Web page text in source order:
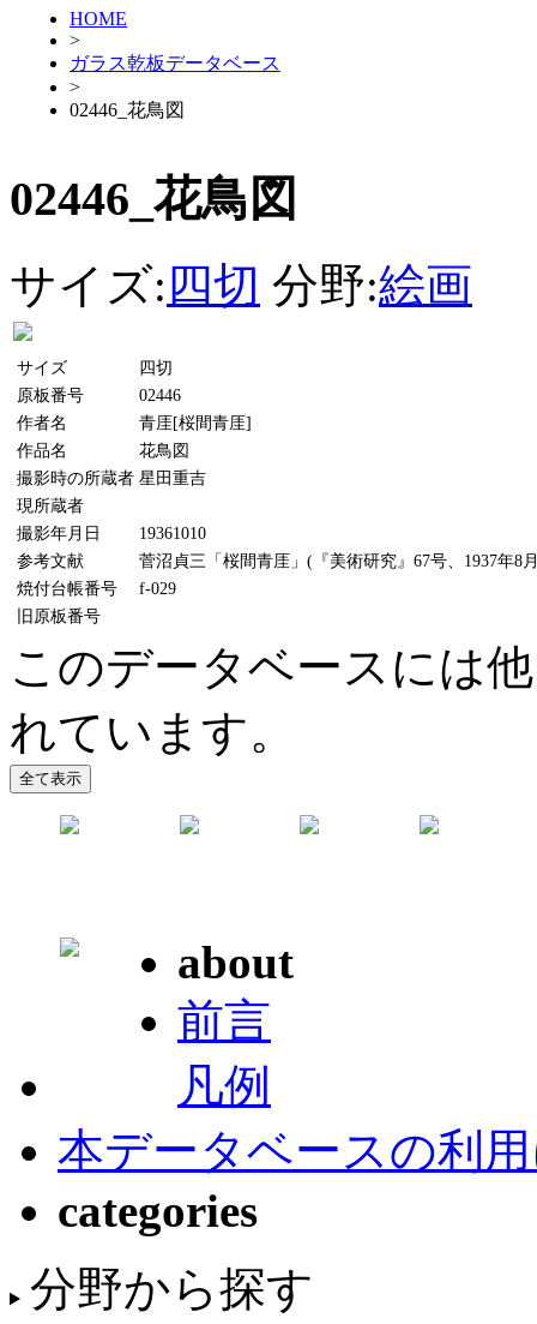
HOME
>
ガラス乾板データベース
>
02446_花鳥図
02446_花鳥図
サイズ: 四切 分野:絵画
サイズ
四切
原板番号
02446
作者名
青厓[桜間青厓]
作品名
花鳥図
撮影時の所蔵者 星田重吉
現所蔵者
撮影年月日
19361010
参考文献
菅沼貞三「桜間青厓」(『美術研究』67号、1937年8
焼付台帳番号
f-029
旧原板番号
このデータベースには
れています。
about
前言
凡例
本データベースの利
categories
分野から探す